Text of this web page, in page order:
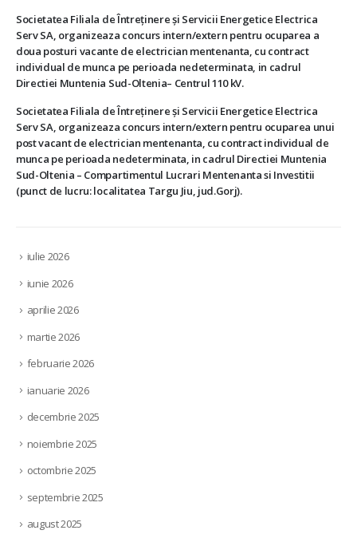
Societatea Filiala de Întreţinere şi Servicii Energetice Electrica
Serv SA, organizeaza concurs intern/extern pentru ocuparea a
doua posturi vacante de electrician mentenanta, cu contract
individual de munca pe perioada nedeterminata, in cadrul
Directiei Muntenia Sud-Oltenia– Centrul 110 kV.
Societatea Filiala de Întreţinere şi Servicii Energetice Electrica
Serv SA, organizeaza concurs intern/extern pentru ocuparea unui
post vacant de electrician mentenanta, cu contract individual de
munca pe perioada nedeterminata, in cadrul Directiei Muntenia
Sud-Oltenia – Compartimentul Lucrari Mentenanta si Investitii
(punct de lucru: localitatea Targu Jiu, jud.Gorj).
iulie 2026
iunie 2026
aprilie 2026
martie 2026
februarie 2026
ianuarie 2026
decembrie 2025
noiembrie 2025
octombrie 2025
septembrie 2025
august 2025